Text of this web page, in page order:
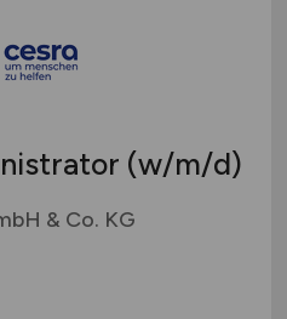
(w/m/d)
& Co. KG